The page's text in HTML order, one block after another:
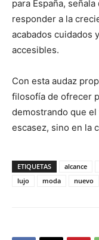
para España,
responder a la
acabados cuidados
accesibles.
Con esta audaz
filosofía de ofrecer
demostrando que
escasez, sino en la
ETIQUETAS alcance
lujo
moda nuevo